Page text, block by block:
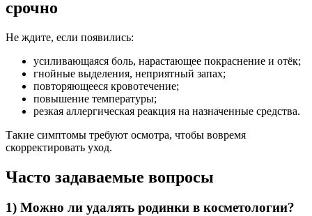
срочно
Не ждите, если появились:
усиливающаяся боль, нарастающее покраснение и отёк;
гнойные выделения, неприятный запах;
повторяющееся кровотечение;
повышение температуры;
резкая аллергическая реакция на назначенные средства.
Такие симптомы требуют осмотра, чтобы вовремя
скорректировать уход.
Часто задаваемые вопросы
1) Можно ли удалять родинки в косметологии?